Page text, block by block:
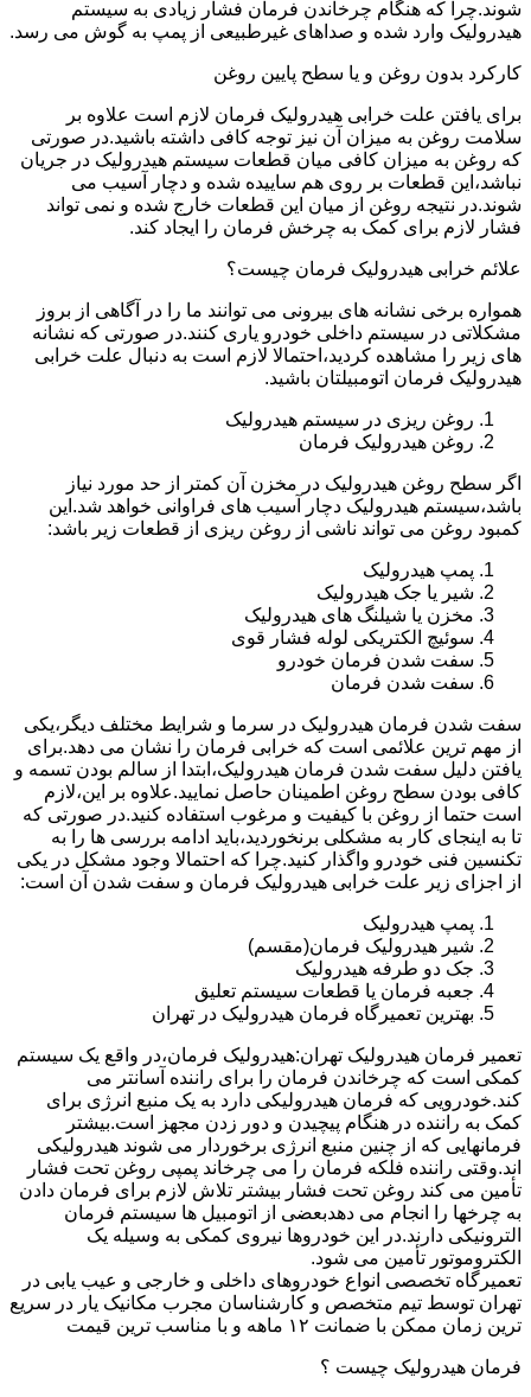
شوند.چرا که هنگام چرخاندن فرمان فشار زیادی به سیستم
هیدرولیک وارد شده و صداهای غیرطبیعی از پمپ به گوش می رسد.
کارکرد بدون روغن و یا سطح پایین روغن
برای یافتن علت خرابی هیدرولیک فرمان لازم است علاوه بر
سلامت روغن به میزان آن نیز توجه کافی داشته باشید.در صورتی
که روغن به میزان کافی میان قطعات سیستم هیدرولیک در جریان
نباشد،این قطعات بر روی هم ساییده شده و دچار آسیب می
شوند.در نتیجه روغن از میان این قطعات خارج شده و نمی تواند
فشار لازم برای کمک به چرخش فرمان را ایجاد کند.
علائم خرابی هیدرولیک فرمان چیست؟
همواره برخی نشانه های بیرونی می توانند ما را در آگاهی از بروز
مشکلاتی در سیستم داخلی خودرو یاری کنند.در صورتی که نشانه
های زیر را مشاهده کردید،احتمالا لازم است به دنبال علت خرابی
هیدرولیک فرمان اتومبیلتان باشید.
روغن ریزی در سیستم هیدرولیک
روغن هیدرولیک فرمان
اگر سطح روغن هیدرولیک در مخزن آن کمتر از حد مورد نیاز
باشد،سیستم هیدرولیک دچار آسیب های فراوانی خواهد شد.این
کمبود روغن می تواند ناشی از روغن ریزی از قطعات زیر باشد:
پمپ هیدرولیک
شیر یا جک هیدرولیک
مخزن یا شیلنگ های هیدرولیک
سوئیچ الکتریکی لوله فشار قوی
سفت شدن فرمان خودرو
سفت شدن فرمان
سفت شدن فرمان هیدرولیک در سرما و شرایط مختلف دیگر،یکی
از مهم ترین علائمی است که خرابی فرمان را نشان می دهد.برای
یافتن دلیل سفت شدن فرمان هیدرولیک،ابتدا از سالم بودن تسمه و
کافی بودن سطح روغن اطمینان حاصل نمایید.علاوه بر این،لازم
است حتما از روغن با کیفیت و مرغوب استفاده کنید.در صورتی که
تا به اینجای کار به مشکلی برنخوردید،باید ادامه بررسی ها را به
تکنسین فنی خودرو واگذار کنید.چرا که احتمالا وجود مشکل در یکی
از اجزای زیر علت خرابی هیدرولیک فرمان و سفت شدن آن است:
پمپ هیدرولیک
شیر هیدرولیک فرمان(مقسم)
جک دو طرفه هیدرولیک
جعبه فرمان یا قطعات سیستم تعلیق
بهترین تعمیرگاه فرمان هیدرولیک در تهران
تعمیر فرمان هیدرولیک تهران:هیدرولیک فرمان،در واقع یک سیستم
کمکی است که چرخاندن فرمان را برای راننده آسانتر می
کند.خودرویی که فرمان هیدرولیکی دارد به یک منبع انرژی برای
کمک به راننده در هنگام پیچیدن و دور زدن مجهز است.بیشتر
فرمانهایی که از چنین منبع انرژی برخوردار می شوند هیدرولیکی
اند.وقتی راننده فلکه فرمان را می چرخاند پمپی روغن تحت فشار
تأمین می کند روغن تحت فشار بیشتر تلاش لازم برای فرمان دادن
به چرخها را انجام می دهدبعضی از اتومبیل ها سیستم فرمان
الترونیکی دارند.در این خودروها نیروی کمکی به وسیله یک
الکتروموتور تأمین می شود.
تعمیرگاه تخصصی انواع خودروهای داخلی و خارجی و عیب یابی در
تهران توسط تیم متخصص و کارشناسان مجرب مکانیک یار در سریع
ترین زمان ممکن با ضمانت ۱۲ ماهه و با مناسب ترین قیمت
فرمان هیدرولیک چیست ؟